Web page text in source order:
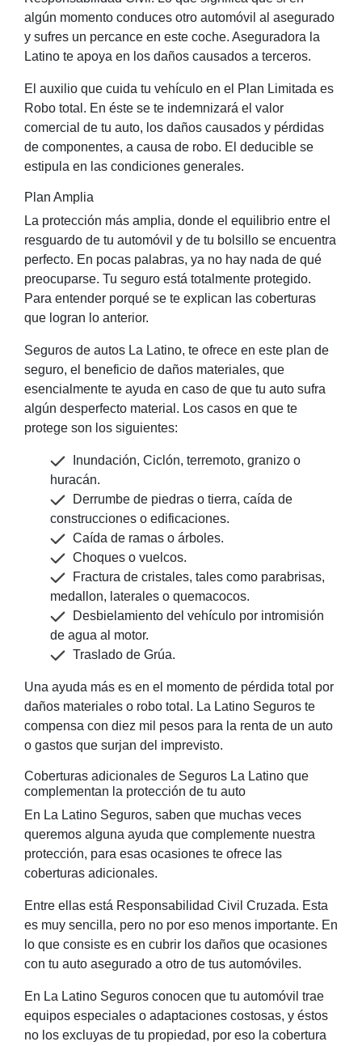
algún momento conduces otro automóvil al asegurado
y sufres un percance en este coche. Aseguradora la
Latino te apoya en los daños causados a terceros.
El auxilio que cuida tu vehículo en el Plan Limitada es
Robo total. En éste se te indemnizará el valor
comercial de tu auto, los daños causados y pérdidas
de componentes, a causa de robo. El deducible se
estipula en las condiciones generales.
Plan Amplia
La protección más amplia, donde el equilibrio entre el
resguardo de tu automóvil y de tu bolsillo se encuentra
perfecto. En pocas palabras, ya no hay nada de qué
preocuparse. Tu seguro está totalmente protegido.
Para entender porqué se te explican las coberturas
que logran lo anterior.
Seguros de autos La Latino, te ofrece en este plan de
seguro, el beneficio de daños materiales, que
esencialmente te ayuda en caso de que tu auto sufra
algún desperfecto material. Los casos en que te
protege son los siguientes:
Inundación, Ciclón, terremoto, granizo o
huracán.
Derrumbe de piedras o tierra, caída de
construcciones o edificaciones.
Caída de ramas o árboles.
Choques o vuelcos.
Fractura de cristales, tales como parabrisas,
medallon, laterales o quemacocos.
Desbielamiento del vehículo por intromisión
de agua al motor.
Traslado de Grúa.
Una ayuda más es en el momento de pérdida total por
daños materiales o robo total. La Latino Seguros te
compensa con diez mil pesos para la renta de un auto
o gastos que surjan del imprevisto.
Coberturas adicionales de Seguros La Latino que
complementan la protección de tu auto
En La Latino Seguros, saben que muchas veces
queremos alguna ayuda que complemente nuestra
protección, para esas ocasiones te ofrece las
coberturas adicionales.
Entre ellas está Responsabilidad Civil Cruzada. Esta
es muy sencilla, pero no por eso menos importante. En
lo que consiste es en cubrir los daños que ocasiones
con tu auto asegurado a otro de tus automóviles.
En La Latino Seguros conocen que tu automóvil trae
equipos especiales o adaptaciones costosas, y éstos
no los excluyas de tu propiedad, por eso la cobertura